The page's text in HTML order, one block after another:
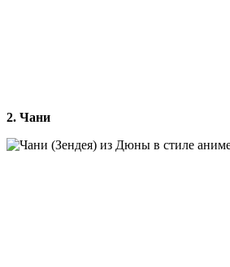
2. Чани